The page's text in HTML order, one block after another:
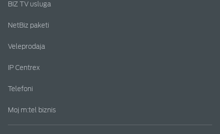
BIZ TV usluga
NetBiz paketi
Veleprodaja
IP Centrex
Telefoni
Moj m:tel biznis